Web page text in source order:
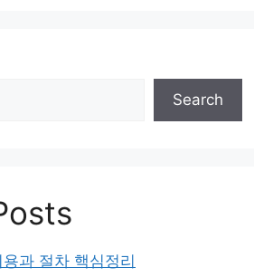
Search
과 절차 핵심정리